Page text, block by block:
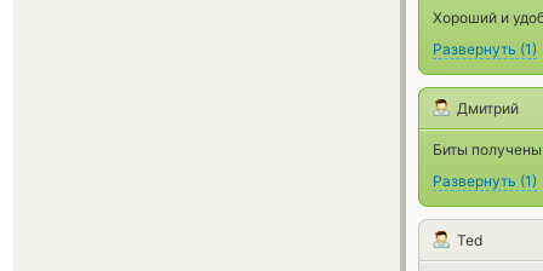
Хороший и
Развернуть (1)
Дмитрий
Биты
Развернуть (1)
Ted